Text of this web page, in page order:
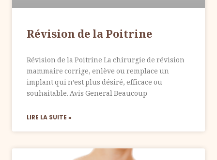
Révision de la Poitrine
Révision de la Poitrine La chirurgie de révision
mammaire corrige, enlève ou remplace un
implant qui n’est plus désiré, efficace ou
souhaitable. Avis General Beaucoup
LIRE LA SUITE »